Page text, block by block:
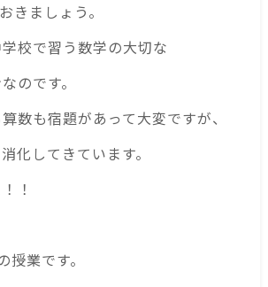
きましょう。
校で習う数学の大切な
のです。
数も宿題があって大変ですが、
化してきています。
！
業です。